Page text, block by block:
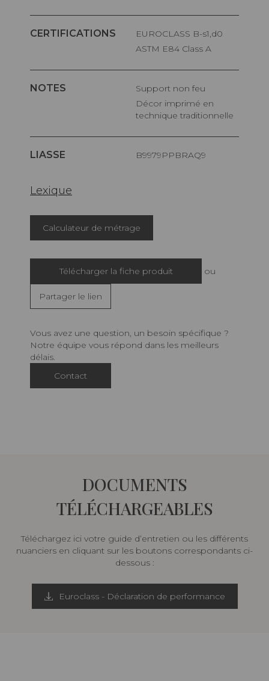
CERTIFICATIONS
EUROCLASS B-s1,d0
ASTM E84 Class A
NOTES
Support non feu
Décor imprimé en
technique traditionnelle
LIASSE B9979PPBRAQ9
Lexique
Calculateur de métrage
Télécharger la fiche produit ou
Partager le lien
Vous avez une question, un besoin spécifique ?
Notre équipe vous répond dans les meilleurs
délais.
Contact
DOCUMENTS
TÉLÉCHARGEABLES
Téléchargez ici votre guide d’entretien ou les différents
nuanciers en cliquant sur les boutons correspondants ci-
dessous :
Euroclass - Déclaration de performance